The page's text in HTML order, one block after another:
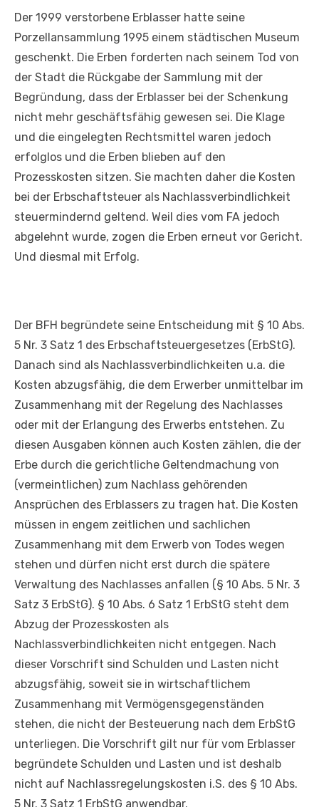
Der 1999 verstorbene Erblasser hatte seine
Porzellansammlung 1995 einem städtischen Museum
geschenkt. Die Erben forderten nach seinem Tod von
der Stadt die Rückgabe der Sammlung mit der
Begründung, dass der Erblasser bei der Schenkung
nicht mehr geschäftsfähig gewesen sei. Die Klage
und die eingelegten Rechtsmittel waren jedoch
erfolglos und die Erben blieben auf den
Prozesskosten sitzen. Sie machten daher die Kosten
bei der Erbschaftsteuer als Nachlassverbindlichkeit
steuermindernd geltend. Weil dies vom FA jedoch
abgelehnt wurde, zogen die Erben erneut vor Gericht.
Und diesmal mit Erfolg.
Der BFH begründete seine Entscheidung mit § 10 Abs.
5 Nr. 3 Satz 1 des Erbschaftsteuergesetzes (ErbStG).
Danach sind als Nachlassverbindlichkeiten u.a. die
Kosten abzugsfähig, die dem Erwerber unmittelbar im
Zusammenhang mit der Regelung des Nachlasses
oder mit der Erlangung des Erwerbs entstehen. Zu
diesen Ausgaben können auch Kosten zählen, die der
Erbe durch die gerichtliche Geltendmachung von
(vermeintlichen) zum Nachlass gehörenden
Ansprüchen des Erblassers zu tragen hat. Die Kosten
müssen in engem zeitlichen und sachlichen
Zusammenhang mit dem Erwerb von Todes wegen
stehen und dürfen nicht erst durch die spätere
Verwaltung des Nachlasses anfallen (§ 10 Abs. 5 Nr. 3
Satz 3 ErbStG). § 10 Abs. 6 Satz 1 ErbStG steht dem
Abzug der Prozesskosten als
Nachlassverbindlichkeiten nicht entgegen. Nach
dieser Vorschrift sind Schulden und Lasten nicht
abzugsfähig, soweit sie in wirtschaftlichem
Zusammenhang mit Vermögensgegenständen
stehen, die nicht der Besteuerung nach dem ErbStG
unterliegen. Die Vorschrift gilt nur für vom Erblasser
begründete Schulden und Lasten und ist deshalb
nicht auf Nachlassregelungskosten i.S. des § 10 Abs.
5 Nr. 3 Satz 1 ErbStG anwendbar.